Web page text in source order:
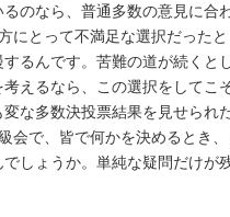
のなら、普通多数の意見に合
にとって不満足な選択だった
るんです。苦難の道が続くと
考えるなら、この選択をしてこ
な多数決投票結果を見せられ
会で、皆で何かを決めるとき
しょうか。単純な疑問だけが